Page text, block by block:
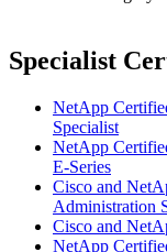
Specialist
NetApp
Specialist
NetApp
E-Series
Cisco and
Administration
Cisco and
NetApp